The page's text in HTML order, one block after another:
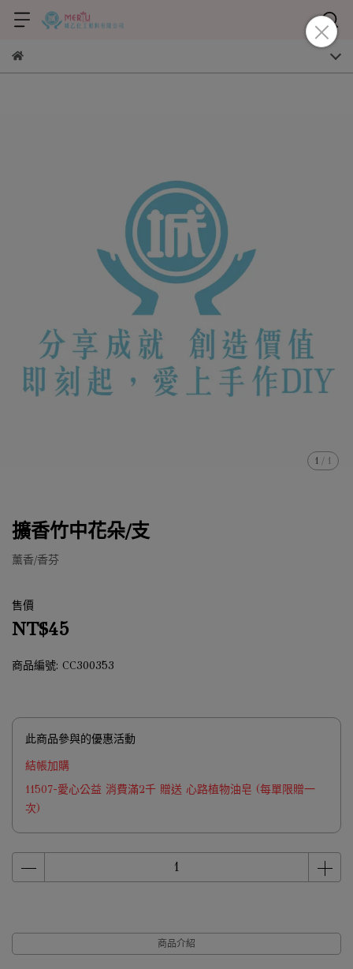
1 / 1
擴香竹中花朵/支
薰香/香芬
售價
NT$45
商品編號: CC300353
此商品參與的優惠活動
結帳加購
11507-愛心公益 消費滿2千 贈送 心路植物油皂 (每單限贈一
次)
商品介紹